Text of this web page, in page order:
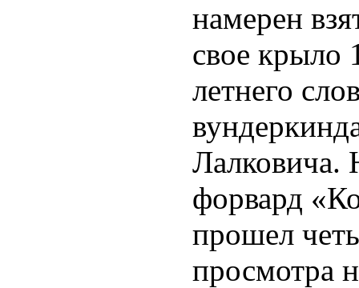
намерен
свое крыло
летнего
форвард
прошел
просмотра